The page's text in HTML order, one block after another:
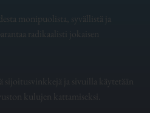
monipuolista, syvällistä ja
radikaalisti jokaisen
sijoitusvinkkejä ja sivuilla käytetään
kulujen kattamiseksi.